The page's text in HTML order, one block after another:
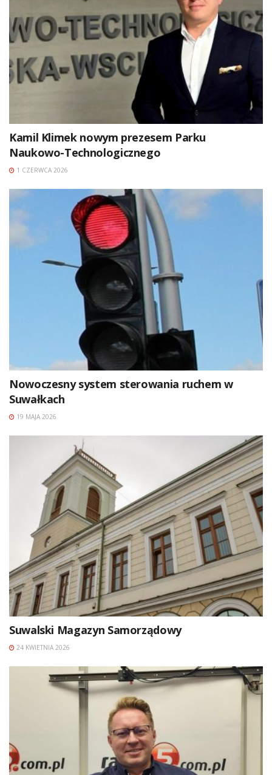
Kamil Klimek nowym prezesem Parku
Naukowo-Technologicznego
1 CZERWCA 2026
Nowoczesny system sterowania ruchem w
Suwałkach
19 MAJA 2026
Suwalski Magazyn Samorządowy
24 KWIETNIA 2026